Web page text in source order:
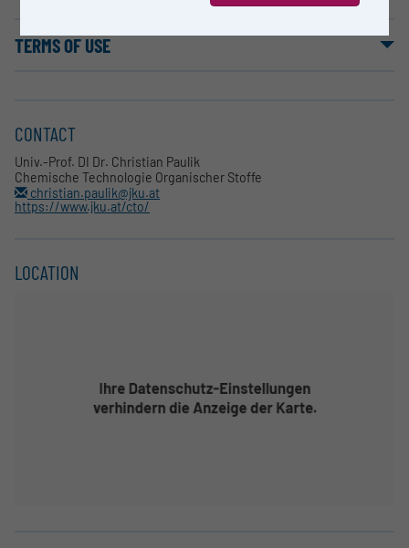
TERMS OF USE
CONTACT
Univ.-Prof. DI Dr. Christian Paulik
Chemische Technologie Organischer Stoffe
christian.paulik@jku.at
https://www.jku.at/cto/
LOCATION